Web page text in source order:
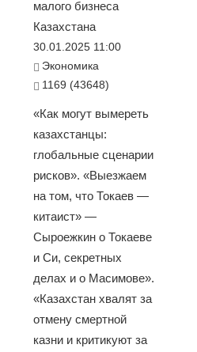
малого бизнеса
Казахстана
30.01.2025 11:00
Экономика
1169 (43648)
«Как могут вымереть
казахстанцы:
глобальные сценарии
рисков». «Выезжаем
на том, что Токаев —
китаист» —
Сыроежкин о Токаеве
и Си, секретных
делах и о Масимове».
«Казахстан хвалят за
отмену смертной
казни и критикуют за